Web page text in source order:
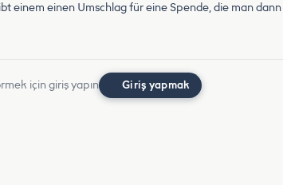
einem einen Umschlag für eine Spende, die man
için giriş yapın Giriş yapmak